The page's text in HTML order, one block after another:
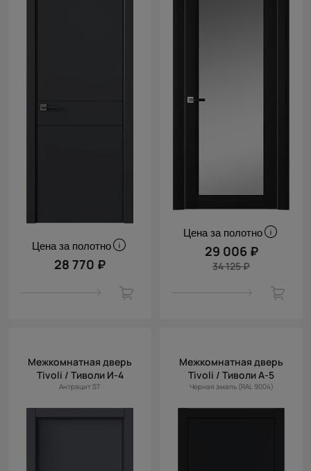
Цена за полотно
28 770 ₽
Цена за полотно
29 006 ₽
34 125 ₽
Межкомнатная дверь
Tivoli / Тиволи И-4
Антрацит ST
Межкомнатная дверь
Tivoli / Тиволи А-5
Черная эмаль (RAL 9004)